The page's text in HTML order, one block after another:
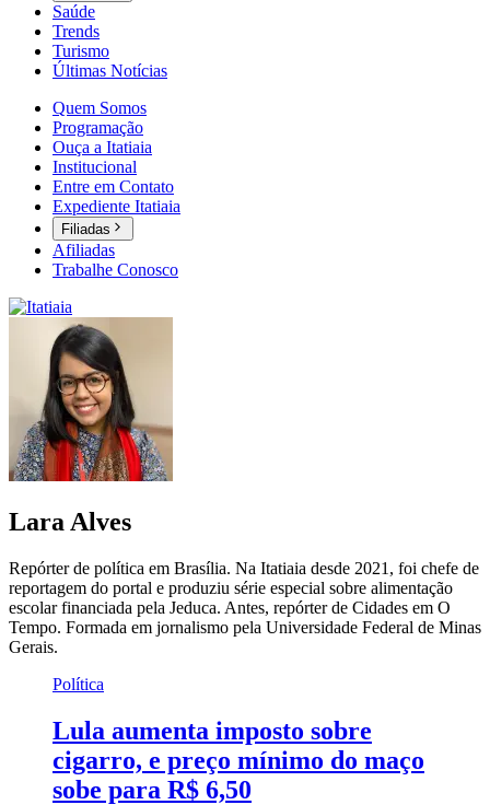
Saúde
Trends
Turismo
Últimas Notícias
Quem Somos
Programação
Ouça a Itatiaia
Institucional
Entre em Contato
Expediente Itatiaia
Filiadas
Afiliadas
Trabalhe Conosco
Lara Alves
Repórter de política em Brasília. Na Itatiaia desde 2021, foi chefe de
reportagem do portal e produziu série especial sobre alimentação
escolar financiada pela Jeduca. Antes, repórter de Cidades em O
Tempo. Formada em jornalismo pela Universidade Federal de Minas
Gerais.
Política
Lula aumenta imposto sobre
cigarro, e preço mínimo do maço
sobe para R$ 6,50